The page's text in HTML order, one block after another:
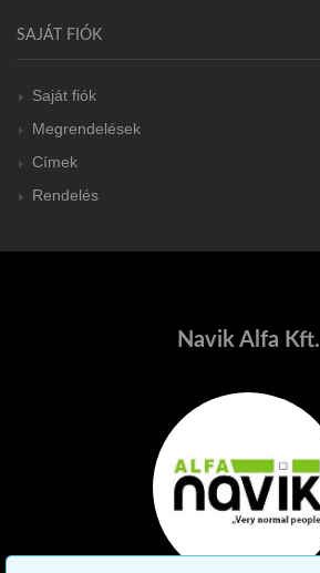
SAJÁT FIÓK
Saját fiók
Megrendelések
Címek
Rendelés
Navik Alfa Kft.